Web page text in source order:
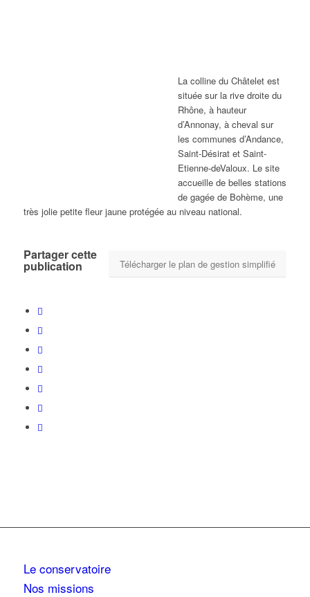
La colline du Châtelet est
située sur la rive droite du
Rhône, à hauteur
d’Annonay, à cheval sur
les communes d’Andance,
Saint-Désirat et Saint-
Etienne-deValoux. Le site
accueille de belles stations
de gagée de Bohème, une
très jolie petite fleur jaune protégée au niveau national.
Télécharger le plan de gestion simplifié
Partager cette
publication
Le conservatoire
Nos missions